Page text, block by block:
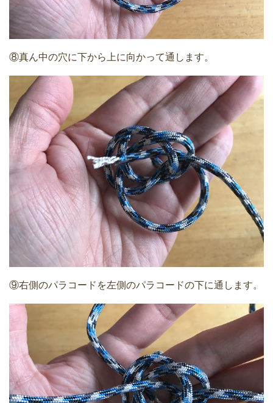
⑧真ん中の穴に下から上に向かって通します。
⑨右側のパラコードを左側のパラコードの下に通します。